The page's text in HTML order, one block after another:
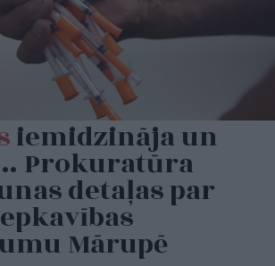
iemidzināja un
Prokuratūra
detaļas par
Mārupē